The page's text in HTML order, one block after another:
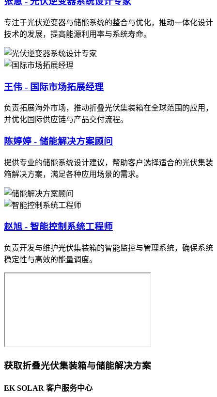
专注于光伏逆变器与储能系统的整合与优化，推动一体化设计
技术的发展，提高能源利用率与系统寿命。
王伟 - 国际市场拓展经理
负责拓展海外市场，推动折叠光伏集装箱在全球范围的应用，
并优化国际供应链与产品交付流程。
陈婷婷 - 储能解决方案顾问
提供专业的储能系统设计建议，帮助客户选择适合的光伏集装
箱解决方案，满足各种应用场景的需求。
赵旭 - 智能控制系统工程师
负责开发与维护光伏集装箱的智能监控与管理系统，确保系统
稳定性与高效的能量调度。
获取折叠光伏集装箱与储能解决方案
EK SOLAR 客户服务中心